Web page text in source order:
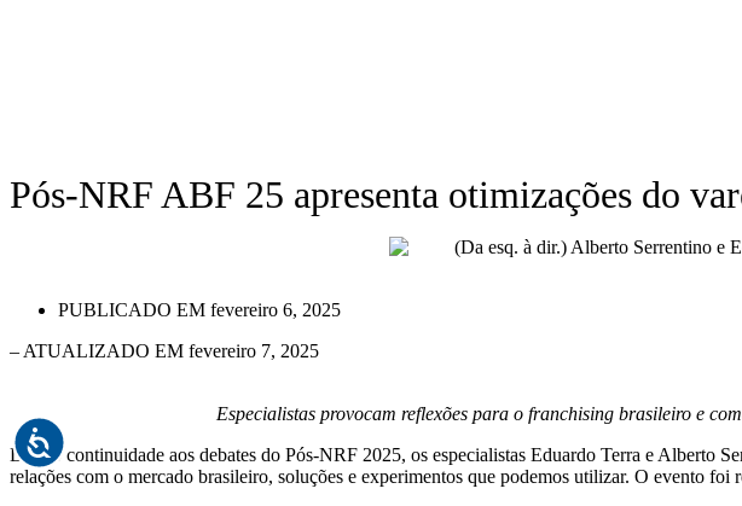
Pós-NRF ABF 25 apresenta otimizações do
PUBLICADO EM fevereiro 6, 2025
– ATUALIZADO EM fevereiro 7, 2025
Especialistas provocam reflexões para o franchising brasileiro e
Dando continuidade aos debates do Pós-NRF 2025, os especialistas Eduardo Terra e
relações com o mercado brasileiro, soluções e experimentos que podemos utilizar. O evento